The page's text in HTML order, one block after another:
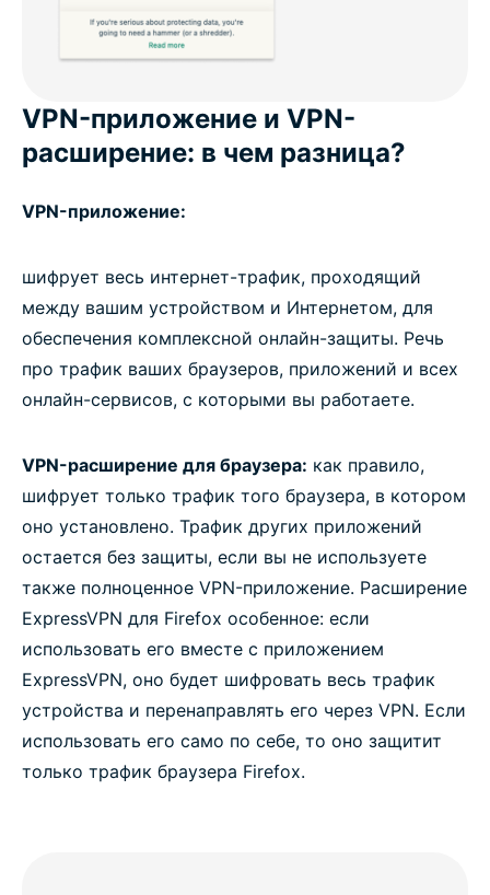
VPN-приложение и VPN-
расширение: в чем разница?
VPN-приложение:
шифрует весь интернет-трафик, проходящий
между вашим устройством и Интернетом, для
обеспечения комплексной онлайн-защиты. Речь
про трафик ваших браузеров, приложений и всех
онлайн-сервисов, с которыми вы работаете.
VPN-расширение для браузера: как правило,
шифрует только трафик того браузера, в котором
оно установлено. Трафик других приложений
остается без защиты, если вы не используете
также полноценное VPN-приложение. Расширение
ExpressVPN для Firefox особенное: если
использовать его вместе с приложением
ExpressVPN, оно будет шифровать весь трафик
устройства и перенаправлять его через VPN. Если
использовать его само по себе, то оно защитит
только трафик браузера Firefox.